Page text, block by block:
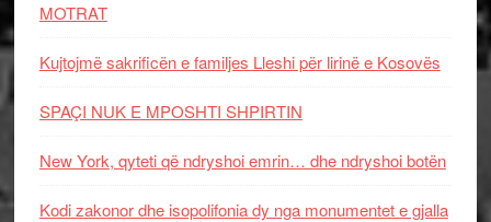
MOTRAT
Kujtojmë sakrificën e familjes Lleshi për lirinë e Kosovës
SPAÇI NUK E MPOSHTI SHPIRTIN
New York, qyteti që ndryshoi emrin… dhe ndryshoi botën
Kodi zakonor dhe isopolifonia dy nga monumentet e gjalla